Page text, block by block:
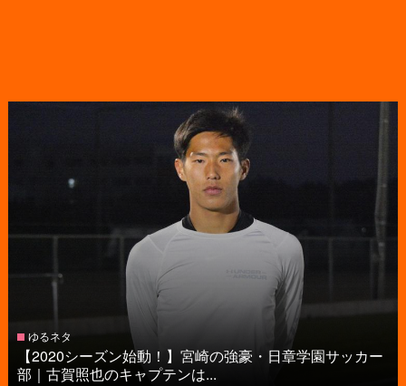
ゆるネタ
【2020シーズン始動！】宮崎の強豪・日章学園サッカー
部｜古賀照也のキャプテンは...